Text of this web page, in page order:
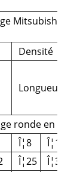
Mitsubishi
Densité
Longueur
ronde en
Î¦8 Î¦10
Î¦25 Î¦30